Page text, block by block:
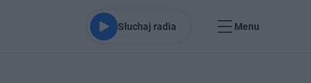
Słuchaj radia Menu